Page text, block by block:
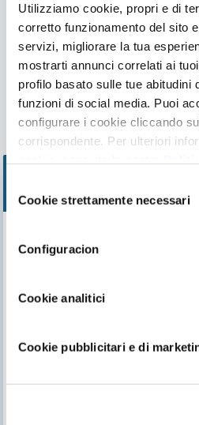
Utilizziamo cookie, propri e di
corretto funzionamento del sito
servizi, migliorare la tua
mostrarti annunci correlati ai
profilo basato sulle tue abitudini
funzioni di social media. Puoi
configurare i cookie cliccando
corrispondente. Per ulteriori
delCookie strettamente necessari
Configuracion
Cookie analitici
Cookie pubblicitari e di
Robots
Trova il nostro
Cerca il negozio
Il blog di
Cerca un